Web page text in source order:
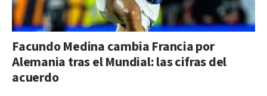
Facundo Medina cambia Francia por
Alemania tras el Mundial: las cifras del
acuerdo